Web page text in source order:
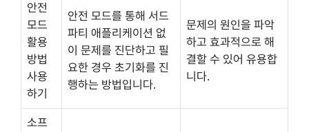
안전
모드
활용
방법
사용
하기
안전 모드를 통해 서드
파티 애플리케이션 없
이 문제를 진단하고 필
요한 경우 초기화를 진
행하는 방법입니다.
문제의 원인을 파악
하고 효과적으로 해
결할 수 있어 유용합
니다.
소프